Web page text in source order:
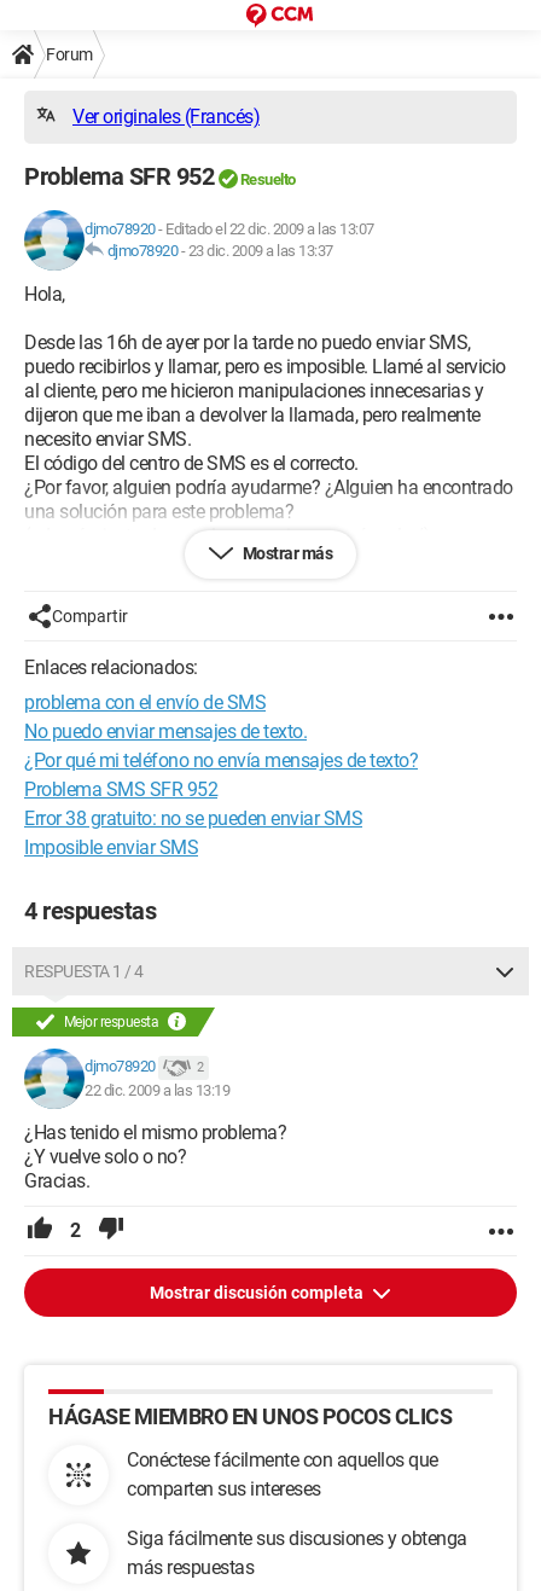
Forum
Ver originales (Francés)
Problema SFR 952 Resuelto
djmo78920- Editado el 22 dic. 2009 a las 13:07
djmo78920-23 dic. 2009 a las 13:37
Hola,
Desde las 16h de ayer por la tarde no puedo enviar SMS,
puedo recibirlos y llamar, pero es imposible. Llamé al servicio
al cliente, pero me hicieron manipulaciones innecesarias y
dijeron que me iban a devolver la llamada, pero realmente
necesito enviar SMS.
El código del centro de SMS es el correcto.
¿Por favor, alguien podría ayudarme? ¿Alguien ha encontrado
una solución para este problema?
(además, justo durante las vacaciones, qué mal =/)
Mostrar más
Compartir
Enlaces relacionados:
problema con el envío de SMS
No puedo enviar mensajes de texto.
¿Por qué mi teléfono no envía mensajes de texto?
Problema SMS SFR 952
Error 38 gratuito: no se pueden enviar SMS
Imposible enviar SMS
4 respuestas
RESPUESTA 1 / 4
Mejor respuesta
djmo78920 2
22 dic. 2009 a las 13:19
¿Has tenido el mismo problema?
¿Y vuelve solo o no?
Gracias.
2
Mostrar discusión completa
HÁGASE MIEMBRO EN UNOS POCOS CLICS
Conéctese fácilmente con aquellos que
comparten sus intereses
Siga fácilmente sus discusiones y obtenga
más respuestas